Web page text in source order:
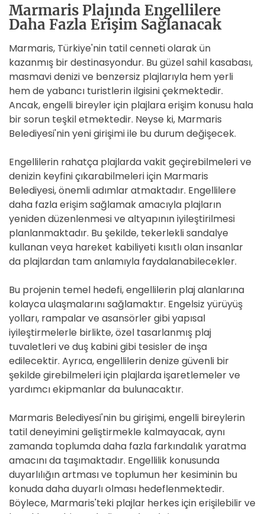
Marmaris Plajında Engellilere
Daha Fazla Erişim Sağlanacak
Marmaris, Türkiye'nin tatil cenneti olarak ün
kazanmış bir destinasyondur. Bu güzel sahil kasabası,
masmavi denizi ve benzersiz plajlarıyla hem yerli
hem de yabancı turistlerin ilgisini çekmektedir.
Ancak, engelli bireyler için plajlara erişim konusu hala
bir sorun teşkil etmektedir. Neyse ki, Marmaris
Belediyesi'nin yeni girişimi ile bu durum değişecek.
Engellilerin rahatça plajlarda vakit geçirebilmeleri ve
denizin keyfini çıkarabilmeleri için Marmaris
Belediyesi, önemli adımlar atmaktadır. Engellilere
daha fazla erişim sağlamak amacıyla plajların
yeniden düzenlenmesi ve altyapının iyileştirilmesi
planlanmaktadır. Bu şekilde, tekerlekli sandalye
kullanan veya hareket kabiliyeti kısıtlı olan insanlar
da plajlardan tam anlamıyla faydalanabilecekler.
Bu projenin temel hedefi, engellilerin plaj alanlarına
kolayca ulaşmalarını sağlamaktır. Engelsiz yürüyüş
yolları, rampalar ve asansörler gibi yapısal
iyileştirmelerle birlikte, özel tasarlanmış plaj
tuvaletleri ve duş kabini gibi tesisler de inşa
edilecektir. Ayrıca, engellilerin denize güvenli bir
şekilde girebilmeleri için plajlarda işaretlemeler ve
yardımcı ekipmanlar da bulunacaktır.
Marmaris Belediyesi'nin bu girişimi, engelli bireylerin
tatil deneyimini geliştirmekle kalmayacak, aynı
zamanda toplumda daha fazla farkındalık yaratma
amacını da taşımaktadır. Engellilik konusunda
duyarlılığın artması ve toplumun her kesiminin bu
konuda daha duyarlı olması hedeflenmektedir.
Böylece, Marmaris'teki plajlar herkes için erişilebilir ve